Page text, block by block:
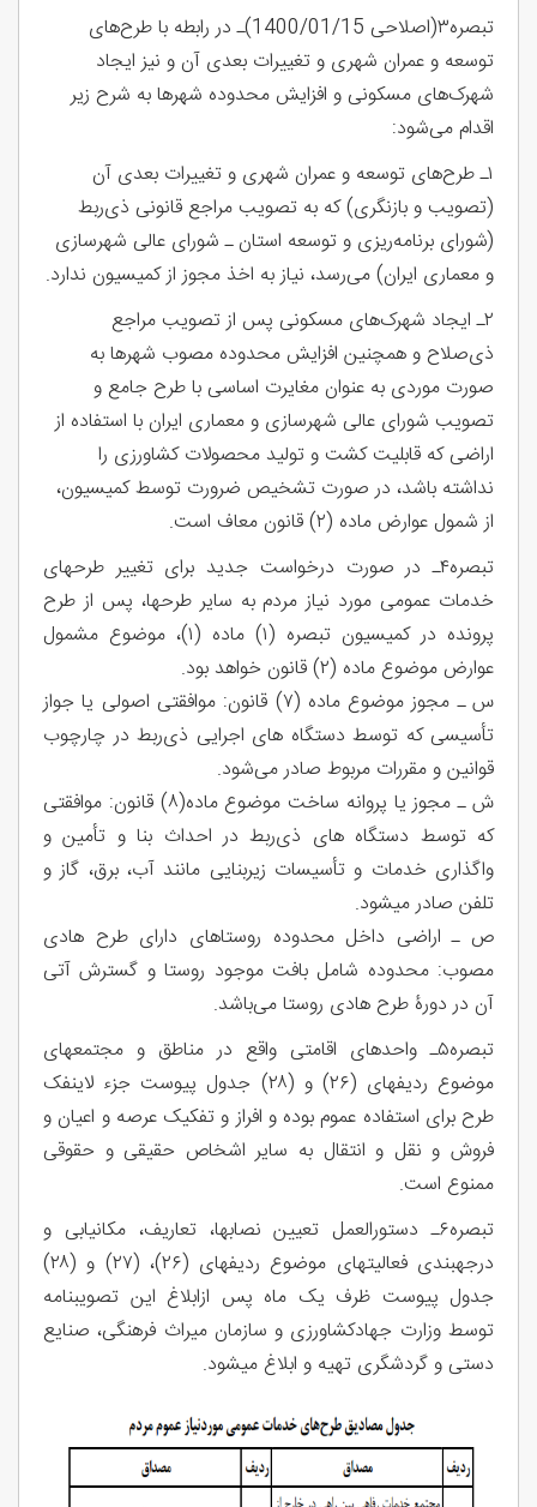
تبصره۳(اصلاحی 1400/01/15)ـ در رابطه با طرح‌های
توسعه و عمران شهری و تغییرات بعدی آن و نیز ایجاد
شهرک‌های مسکونی و افزایش محدوده شهرها به شرح زیر
اقدام می‌شود:
۱ـ طرح‌های توسعه و عمران شهری و تغییرات بعدی آن
(تصویب و بازنگری) که به تصویب مراجع قانونی ذی‌ربط
(شورای برنامه‌ریزی و توسعه استان ـ شورای عالی شهرسازی
و معماری ایران) می‌رسد، نیاز به اخذ مجوز از کمیسیون ندارد.
۲ـ ایجاد شهرک‌های مسکونی پس از تصویب مراجع
ذی‌صلاح و همچنین افزایش محدوده مصوب شهرها به
صورت موردی به عنوان مغایرت اساسی با طرح جامع و
تصویب شورای عالی شهرسازی و معماری ایران با استفاده از
اراضی که قابلیت کشت و تولید محصولات کشاورزی را
نداشته باشد، در صورت تشخیص ضرورت توسط کمیسیون،
از شمول عوارض ماده (۲) قانون معاف است.
تبصره۴ـ در صورت درخواست جدید برای تغییر طرح­های
خدمات عمومی مورد نیاز مردم به سایر طرح­ها، پس از طرح
پرونده در کمیسیون تبصره (۱) ماده (۱)، موضوع مشمول
عوارض موضوع ماده (۲) قانون خواهد بود.
س ـ مجوز موضوع ماده (۷) قانون: موافقتی اصولی یا جواز
تأسیسی که توسط دستگاه های اجرایی ذی‌ربط در چارچوب
قوانین و مقررات مربوط صادر می‌شود.
ش ـ مجوز یا پروانه ساخت موضوع ماده(۸) قانون: موافقتی
که توسط دستگاه های ذی‌ربط در احداث بنا و تأمین و
واگذاری خدمات و تأسیسات زیربنایی مانند آب، برق، گاز و
تلفن صادر می‏شود.
ص ـ اراضی داخل محدوده روستاهای دارای طرح هادی
مصوب: محدوده شامل بافت موجود روستا و گسترش آتی
آن در دورۀ طرح هادی روستا می‌باشد.
تبصره۵ـ واحدهای اقامتی واقع در مناطق و مجتمع­های
موضوع ردیف­های (۲۶) و (۲۸) جدول پیوست جزء لاینفک
طرح برای استفاده عموم بوده و افراز و تفکیک عرصه و اعیان و
فروش و نقل و انتقال به سایر اشخاص حقیقی و حقوقی
ممنوع است.
تبصره۶ـ دستورالعمل تعیین نصاب­ها، تعاریف، مکان­یابی و
درجه­بندی فعالیت­های موضوع ردیف­های (۲۶)، (۲۷) و (۲۸)
جدول پیوست ظرف یک ماه پس ازابلاغ این تصویب­نامه
توسط وزارت جهادکشاورزی و سازمان میراث فرهنگی، صنایع
دستی و گردشگری تهیه و ابلاغ می­شود.